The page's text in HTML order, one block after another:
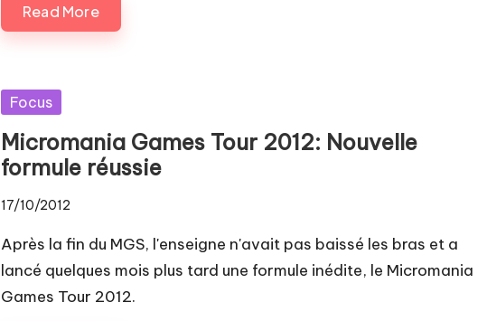
Read More
Posted
Focus
Micromania Games Tour 2012: Nouvelle
formule réussie
17/10/2012
Après la fin du MGS, l'enseigne n'avait pas baissé les bras et a
lancé quelques mois plus tard une formule inédite, le Micromania
Games Tour 2012.